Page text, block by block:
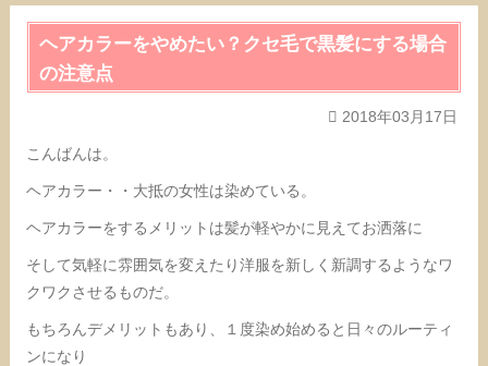
ヘアカラーをやめたい？クセ毛で黒髪にする場合
の注意点
2018年03月17日
こんばんは。
ヘアカラー・・大抵の女性は染めている。
ヘアカラーをするメリットは髪が軽やかに見えてお洒落に
そして気軽に雰囲気を変えたり洋服を新しく新調するようなワ
クワクさせるものだ。
もちろんデメリットもあり、１度染め始めると日々のルーティ
ンになり